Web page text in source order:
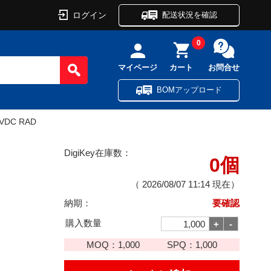
ログイン 配送状況を確認
マイページ カート
0
お問合せ
BOMアップロード
RAD
DigiKey在庫数：
0個
（ 2026/08/07 11:14 現在）
納期：
要確認
購入数量
MOQ： 1,000 SPQ： 1,000